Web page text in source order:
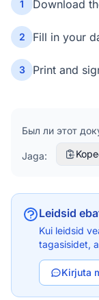
1 Download
2 Fill in your
3 Print and
Был ли этот
Jaga:
Leidsid
Kui leidsid
tagasisidet,
Kirjuta